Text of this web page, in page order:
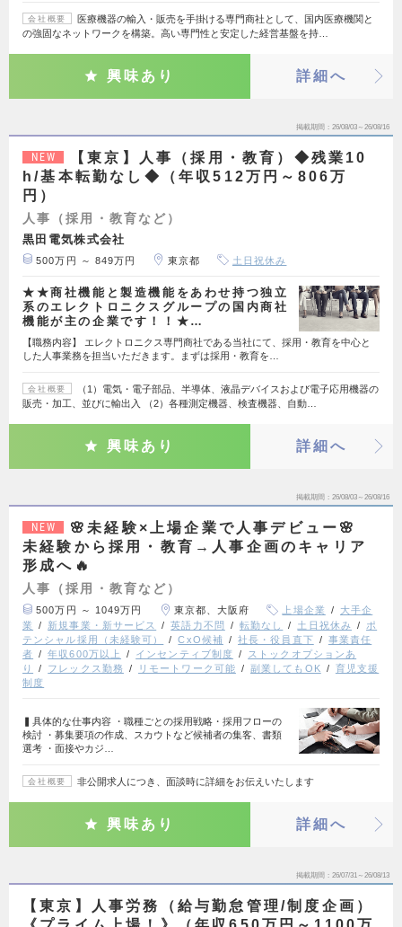
会社概要
医療機器の輸入・販売を手掛ける専門商社として、国内医療機関と
の強固なネットワークを構築。高い専門性と安定した経営基盤を持…
興味あり 詳細へ
掲載期間 26/08/03～26/08/16
NEW
【東京】人事（採用・教育）◆残業10
h/基本転勤なし◆（年収512万円～806万
円）
人事（採用・教育など）
黒田電気株式会社
500万円 ～ 849万円 東京都 土日祝休み
★★商社機能と製造機能をあわせ持つ独立
系のエレクトロニクスグループの国内商社
機能が主の企業です！！★…
【職務内容】 エレクトロニクス専門商社である当社にて、採用・教育を中心と
した人事業務を担当いただきます。まずは採用・教育を…
会社概要
（1）電気・電子部品、半導体、液晶デバイスおよび電子応用機器の
販売・加工、並びに輸出入 （2）各種測定機器、検査機器、自動…
興味あり 詳細へ
掲載期間 26/08/03～26/08/16
NEW
🌸未経験×上場企業で人事デビュー🌸
未経験から採用・教育→人事企画のキャリア
形成へ🔥
人事（採用・教育など）
500万円 ～ 1049万円 東京都、大阪府 上場企業
大手企
業
新規事業・新サービス 英語力不問 転勤なし 土日祝休み
ポ
テンシャル採用（未経験可）
CxO候補 社長・役員直下
事業責任
者
年収600万以上 インセンティブ制度
ストックオプションあ
り
フレックス勤務 リモートワーク可能 副業してもOK
育児支援
制度
▍具体的な仕事内容 ・職種ごとの採用戦略・採用フローの
検討 ・募集要項の作成、スカウトなど候補者の集客、書類
選考 ・面接やカジ…
会社概要 非公開求人につき、面談時に詳細をお伝えいたします
興味あり 詳細へ
掲載期間 26/07/31～26/08/13
【東京】人事労務（給与勤怠管理/制度企画）